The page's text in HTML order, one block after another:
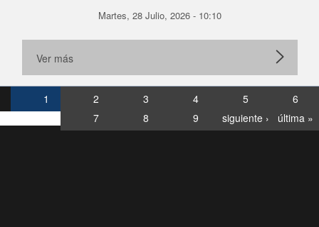
Martes, 28 Julio, 2026 - 10:10
Ver más
1 2 3 4 5
6
7
8 9 siguiente › última »